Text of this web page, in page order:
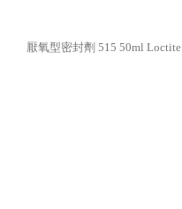
厭氧型密封劑 515 50ml Loctite